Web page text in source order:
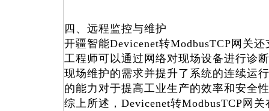
四、远程监控与维护
开疆智能Devicenet转ModbusTCP网关
工程师可以通过网络对现场设备进行诊
现场维护的需求并提升了系统的连续运
的能力对于提高工业生产的效率和安全
综上所述，Devicenet转ModbusTCP网